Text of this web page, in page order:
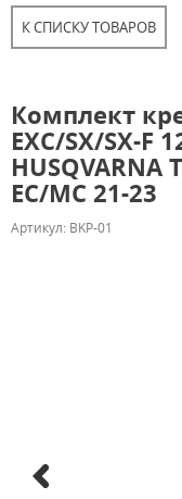
К СПИСКУ ТОВАРОВ
Комплект
EXС/SX/SX-F
HUSQVARNA
EC/MC 21-23
Артикул: BKP-01